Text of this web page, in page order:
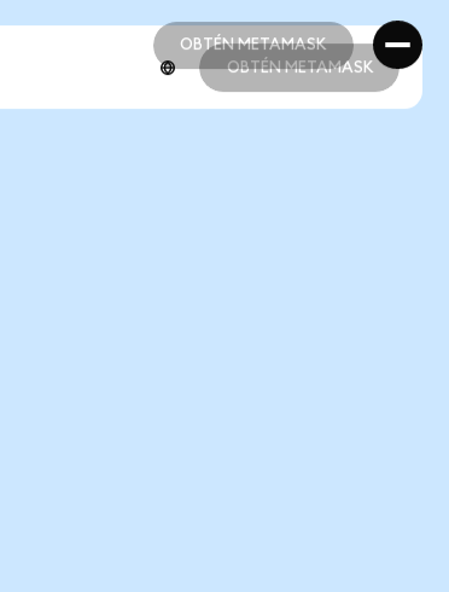
OBTÉN METAMASK
OBTÉN METAMASK
OBTÉN METAMASK